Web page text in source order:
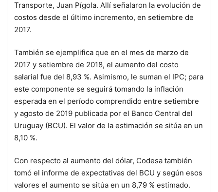
Transporte, Juan Pígola. Allí señalaron la evolución de
costos desde el último incremento, en setiembre de
2017.
También se ejemplifica que en el mes de marzo de
2017 y setiembre de 2018, el aumento del costo
salarial fue del 8,93 %. Asimismo, le suman el IPC; para
este componente se seguirá tomando la inflación
esperada en el período comprendido entre setiembre
y agosto de 2019 publicada por el Banco Central del
Uruguay (BCU). El valor de la estimación se sitúa en un
8,10 %.
Con respecto al aumento del dólar, Codesa también
tomó el informe de expectativas del BCU y según esos
valores el aumento se sitúa en un 8,79 % estimado.